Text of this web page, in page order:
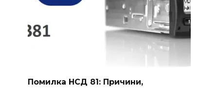
Помилка НСД 81: Причини,